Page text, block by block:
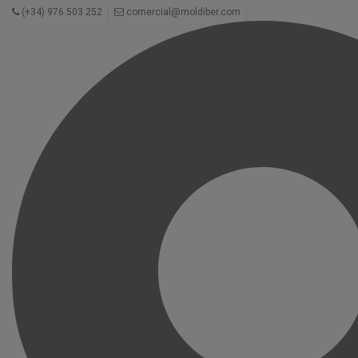
(+34) 976 503 252 comercial@moldiber.com